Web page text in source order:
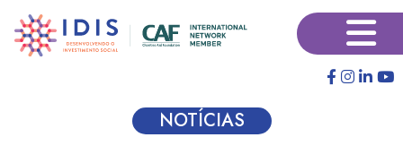
para
×
NOTÍCIAS